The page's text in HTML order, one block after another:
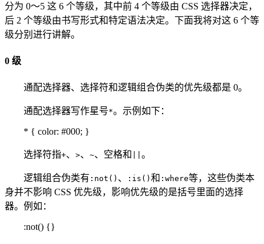
分为 0～5 这 6 个等级，其中前 4 个等级由 CSS 选择器决定，
后 2 个等级由书写形式和特定语法决定。下面我将对这 6 个等
级分别进行讲解。
0 级
通配选择器、选择符和逻辑组合伪类的优先级都是 0。
通配选择器写作星号*。示例如下：
* { color: #000; }
选择符指+、 >、 ~、空格和 。
逻辑组合伪类有 :not() 、 :is() 和 :where等，这些伪类本
身并不影响 CSS 优先级，影响优先级的是括号里面的选择
器。例如：
:not() {}